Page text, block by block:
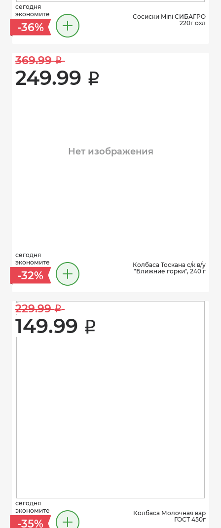
сегодня
экономите
-36%
Сосиски Mini СИБАГРО
220г охл
369.99 i
249.99 i
Нет изображения
сегодня
экономите
-32%
Колбаса Тоскана с/к в/у
"Ближние горки", 240 г
229.99 i
149.99 i
сегодня
экономите
-35%
Колбаса Молочная вар
ГОСТ 450г